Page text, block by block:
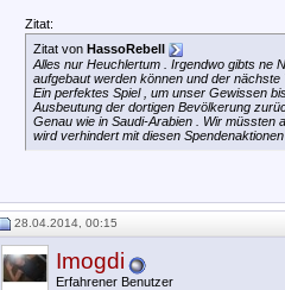
Zitat:
Zitat von HassoRebell
Alles nur Heuchlertum . Irgendwo gibts ne
aufgebaut werden können und der
Ein perfektes Spiel , um unser Gewissen
Ausbeutung der dortigen Bevölkerung
Genau wie in Saudi-Arabien . Wir müssten
wird verhindert mit diesen
28.04.2014, 00:15
Imogdi
Erfahrener Benutzer